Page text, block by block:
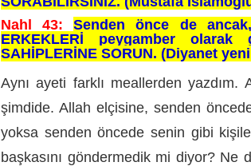
Nahl 43:
Senden önce de
ERKEKLERİ peygamber olarak
SAHİPLERİNE SORUN. (Diyanet
Aynı ayeti farklı meallerden yazdım.
şimdide. Allah elçisine, senden
yoksa senden öncede senin gibi
başkasını göndermedik mi diyor?